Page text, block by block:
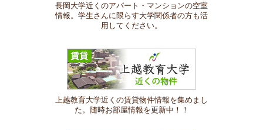
長岡大学近くのアパート・マンションの空室
情報。学生さんに限らす大学関係者の方も活
用してください。
上越教育大学近くの賃貸物件情報を集めまし
た。随時お部屋情報を更新中！！